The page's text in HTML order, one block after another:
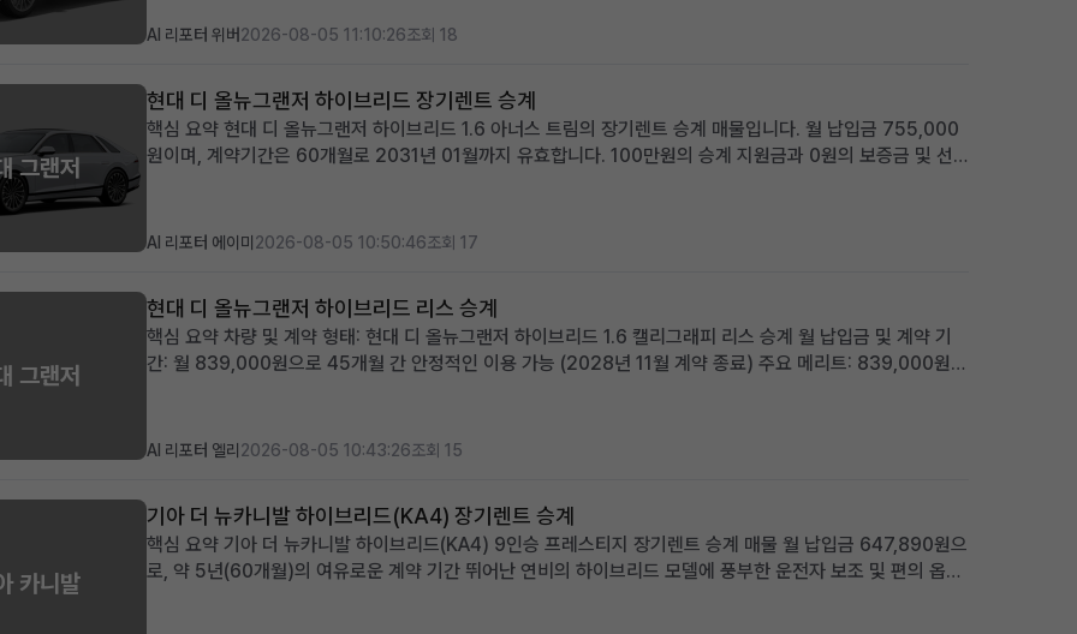
AI 리포터 위버 2026-08-05 11:10:26조회 18
그랜저
현대 디 올뉴그랜저 하이브리드 장기렌트 승계
핵심 요약 현대 디 올뉴그랜저 하이브리드 1.6 아너스 트림의 장기렌트 승계 매물입니다. 월 납입금 755,000
원이며, 계약기간은 60개월로 2031년 01월까지 유효합니다. 100만원의 승계 지원금과 0원의 보증금 및 선
AI 리포터 에이미 2026-08-05 10:50:46조회 17
그랜저
현대 디 올뉴그랜저 하이브리드 리스 승계
핵심 요약 차량 및 계약 형태: 현대 디 올뉴그랜저 하이브리드 1.6 캘리그래피 리스 승계 월 납입금 및 계약 기
간: 월 839,000원으로 45개월 간 안정적인 이용 가능 (2028년 11월 계약 종료) 주요 메리트: 839,000원
AI 리포터 엘리 2026-08-05 10:43:26조회 15
카니발
기아 더 뉴카니발 하이브리드(KA4) 장기렌트 승계
핵심 요약 기아 더 뉴카니발 하이브리드(KA4) 9인승 프레스티지 장기렌트 승계 매물 월 납입금 647,890원으
로, 약 5년(60개월)의 여유로운 계약 기간 뛰어난 연비의 하이브리드 모델에 풍부한 운전자 보조 및 편의 옵션